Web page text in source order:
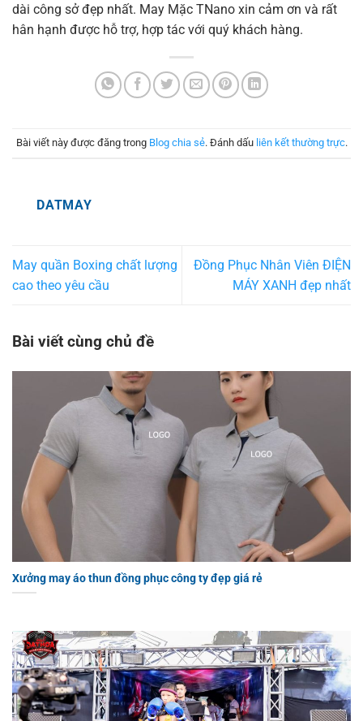
dài công sở đẹp nhất. May Mặc TNano xin cảm ơn và rất
hân hạnh được hỗ trợ, hợp tác với quý khách hàng.
Bài viết này được đăng trong Blog chia sẻ. Đánh dấu liên kết thường trực.
DATMAY
May quần Boxing chất lượng
cao theo yêu cầu
Đồng Phục Nhân Viên ĐIỆN
MÁY XANH đẹp nhất
Bài viết cùng chủ đề
Xưởng may áo thun đồng phục công ty đẹp giá rẻ